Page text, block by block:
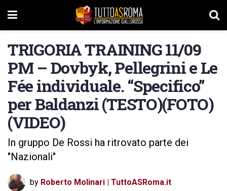
TRIGORIA TRAINING 11/09
PM – Dovbyk, Pellegrini e Le
Fée individuale. “Specifico”
per Baldanzi (TESTO)(FOTO)
(VIDEO)
In gruppo De Rossi ha ritrovato parte dei
"Nazionali"
by Roberto Molinari | TuttoASRoma.it